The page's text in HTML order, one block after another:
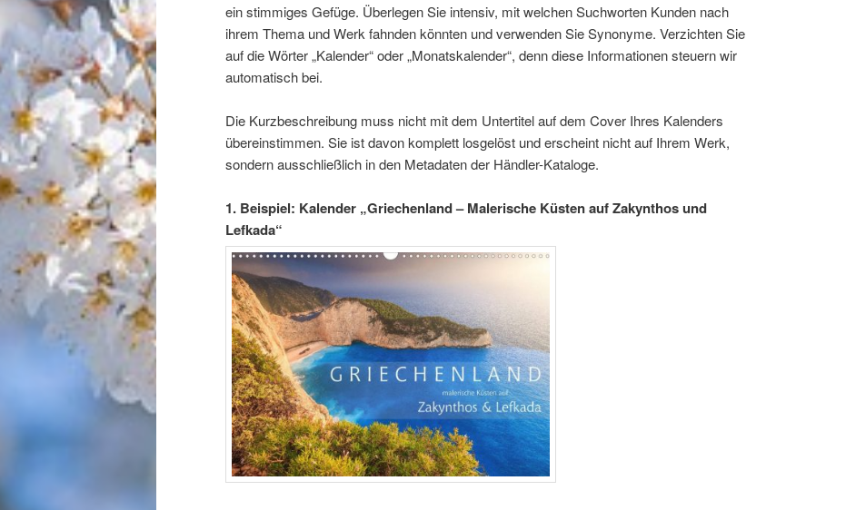
ein stimmiges Gefüge. Überlegen Sie intensiv, mit welchen Suchworten Kunden nach
ihrem Thema und Werk fahnden könnten und verwenden Sie Synonyme. Verzichten Sie
auf die Wörter „Kalender“ oder „Monatskalender“, denn diese Informationen steuern wir
automatisch bei.
Die Kurzbeschreibung muss nicht mit dem Untertitel auf dem Cover Ihres Kalenders
übereinstimmen. Sie ist davon komplett losgelöst und erscheint nicht auf Ihrem Werk,
sondern ausschließlich in den Metadaten der Händler-Kataloge.
1. Beispiel: Kalender „Griechenland – Malerische Küsten auf Zakynthos und
Lefkada“